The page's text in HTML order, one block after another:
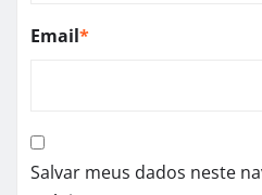
Email*
Salvar meus dados neste